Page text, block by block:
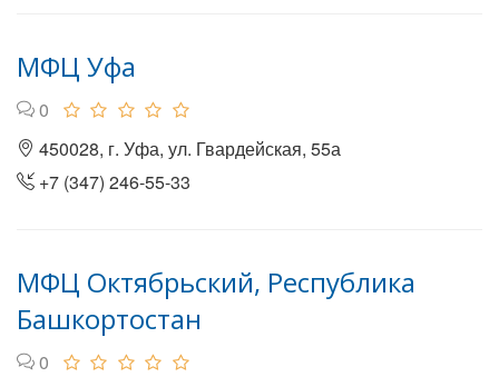
МФЦ Уфа
0
450028, г. Уфа, ул. Гвардейская, 55а
+7 (347) 246-55-33
МФЦ Октябрьский, Республика
Башкортостан
0